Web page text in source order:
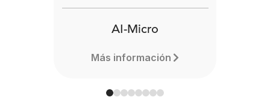
AI-Micro
Más información